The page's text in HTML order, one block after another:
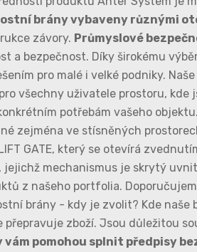
brány vybaveny různými
závory. Průmyslové
a bezpečnost. Díky širokému
pro malé i velké podniky.
všechny uživatele prostoru, kde
potřebám vašeho
zejména ve stísněných
GATE, který se otevírá
mechanismus je skrytý
z našeho portfolia.
brány - kdy je zvolit? Kde
přepravuje zboží. Jsou důležitou
pomohou splnit předpisy